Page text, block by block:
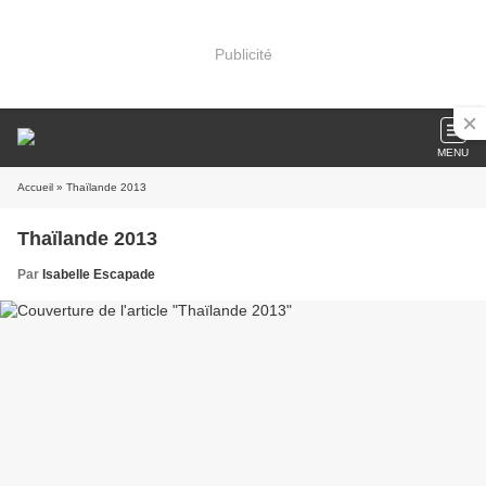
Publicité
MENU
Accueil » Thaïlande 2013
Thaïlande 2013
Par Isabelle Escapade